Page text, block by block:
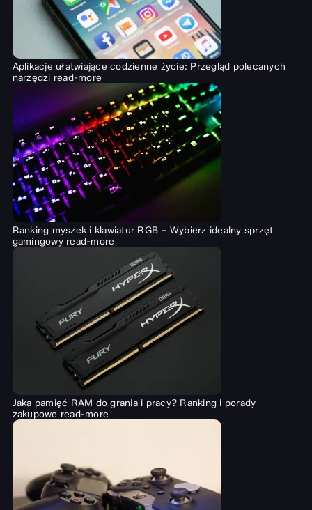
Aplikacje ułatwiające codzienne życie: Przegląd polecanych
narzędzi read-more
Ranking myszek i klawiatur RGB – Wybierz idealny sprzęt
gamingowy read-more
Jaka pamięć RAM do grania i pracy? Ranking i porady
zakupowe read-more